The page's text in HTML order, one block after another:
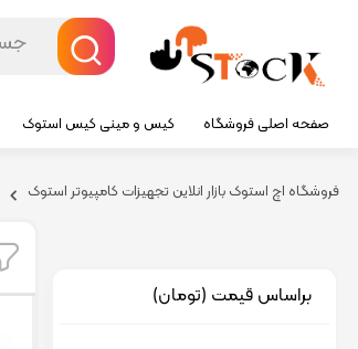
صفحه اصلی فروشگاه کیس و مینی کیس استوک
فروشگاه اچ استوک بازار انلاین تجهیزات کامپیوتر استوک
براساس قیمت (تومان)